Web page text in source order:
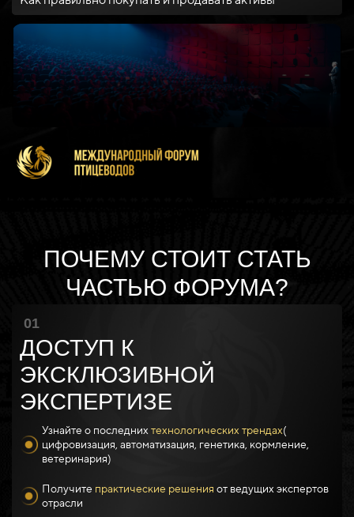
ПОЧЕМУ СТОИТ СТАТЬ
ЧАСТЬЮ ФОРУМА?
01
ДОСТУП К
ЭКСКЛЮЗИВНОЙ
ЭКСПЕРТИЗЕ
Узнайте о последних технологических трендах(
цифровизация, автоматизация, генетика, кормление,
ветеринария)
Получите практические решения от ведущих экспертов
отрасли